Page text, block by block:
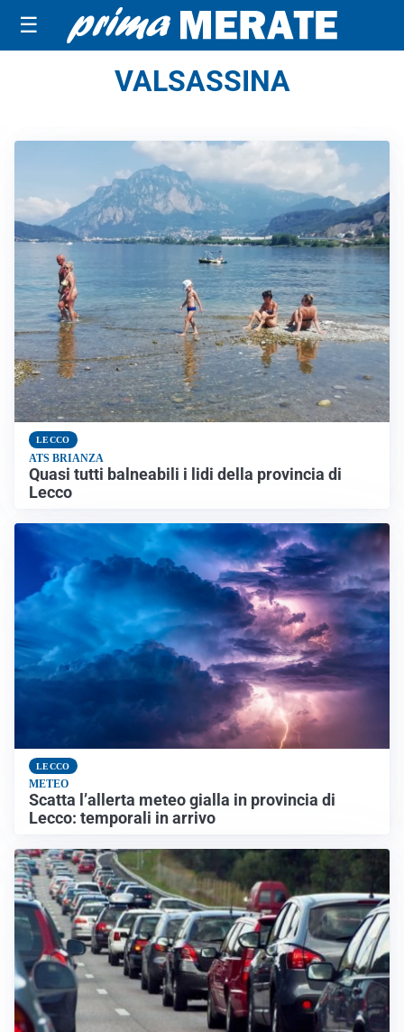
☰
VALSASSINA
LECCO
ATS BRIANZA
Quasi tutti balneabili i lidi della provincia di
Lecco
LECCO
METEO
Scatta l’allerta meteo gialla in provincia di
Lecco: temporali in arrivo